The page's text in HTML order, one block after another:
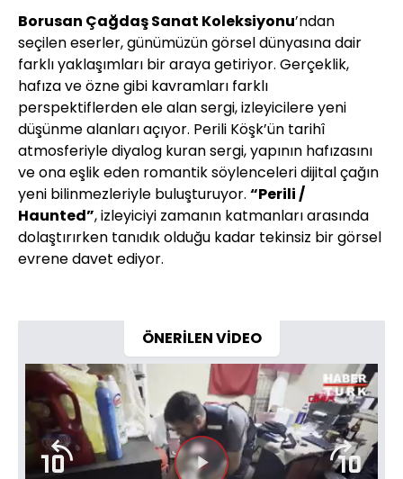
Borusan Çağdaş Sanat Koleksiyonu’ndan
seçilen eserler, günümüzün görsel dünyasına dair
farklı yaklaşımları bir araya getiriyor. Gerçeklik,
hafıza ve özne gibi kavramları farklı
perspektiflerden ele alan sergi, izleyicilere yeni
düşünme alanları açıyor. Perili Köşk’ün tarihî
atmosferiyle diyalog kuran sergi, yapının hafızasını
ve ona eşlik eden romantik söylenceleri dijital çağın
yeni bilinmezleriyle buluşturuyor. “Perili /
Haunted”, izleyiciyi zamanın katmanları arasında
dolaştırırken tanıdık olduğu kadar tekinsiz bir görsel
evrene davet ediyor.
ÖNERİLEN VİDEO
Video
Oynatıcısı
yükleniyor.